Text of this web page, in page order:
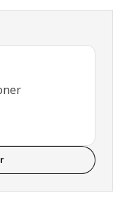
Totalt antal